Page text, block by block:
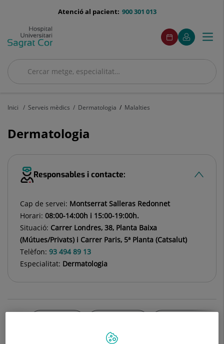
menu-
900 301 013
Atenció al pacient:
Cercar
Cercar
menuAcceso
Demaneu
cita
Aquest
enllaç
s'obrirà
una
El
meu
Aquest
enllaç
s'obrirà
una
finestra
Menú
Inici Serveis mèdics Dermatologia Malalties
Dermatologia
Responsables i contacte:
Cap de servei: Montserrat Salleras Redonnet
Horari: 08:00-14:00h i 15:00-19:00h.
Situació: Carrer Londres, 38, Planta Baixa
(Mútues/Privats) i Carrer Paris, 5ª Planta (Catsalut)
Telèfon: 93 494 89 13
Especialitat: Dermatologia